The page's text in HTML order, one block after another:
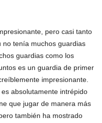
pero casi tanto
no tenía muchos guardias
guardias como los
es un guardia de primer
impresionante.
absolutamente intrépido
que jugar de manera más
también ha mostrado